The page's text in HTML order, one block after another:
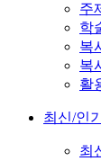
주
학
복
복
활
최신/인
최